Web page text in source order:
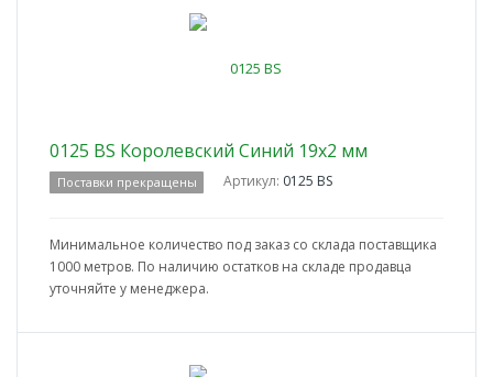
0125 BS Королевский Синий 19x2 мм
Поставки прекращены Артикул: 0125 BS
Минимальное количество под заказ со склада поставщика
1000 метров. По наличию остатков на складе продавца
уточняйте у менеджера.